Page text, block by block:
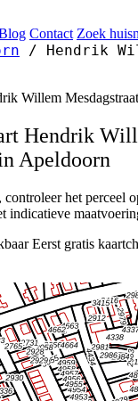
Contact Zoek
/
Hendrik
Willem
Hendrik
Apeldoorn
het perceel
indicatieve
Eerst gratis